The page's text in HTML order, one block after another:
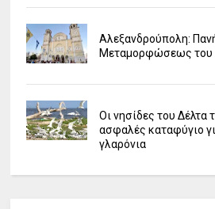
Αλεξανδρούπολη:
Μεταμορφώσεως του
Οι νησίδες του Δέλτα
ασφαλές καταφύγιο
γλαρόνια